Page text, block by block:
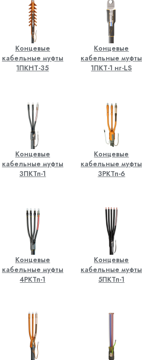
Концевые
кабельные муфты
1ПКНТ-35
Концевые
кабельные муфты
1ПКТ-1 нг-LS
Концевые
кабельные муфты
3ПКТп-1
Концевые
кабельные муфты
3РКТп-6
Концевые
кабельные муфты
4РКТп-1
Концевые
кабельные муфты
5ПКТп-1